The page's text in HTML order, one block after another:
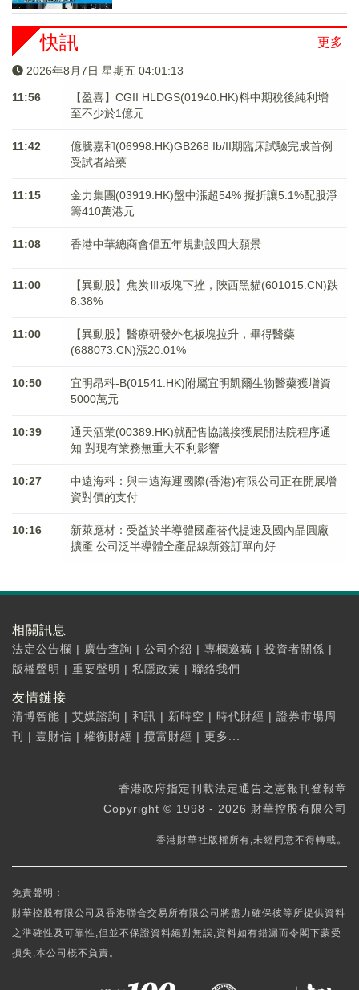
更多
快訊
2026年8月7日 星期五 04:01:13
11:56
【盈喜】CGII HLDGS(01940.HK)料中期稅後純利增
至不少於1億元
11:42
億騰嘉和(06998.HK)GB268 Ib/II期臨床試驗完成首例
受試者給藥
11:15
金力集團(03919.HK)盤中漲超54% 擬折讓5.1%配股淨
籌410萬港元
11:08 香港中華總商會倡五年規劃設四大願景
11:00
【異動股】焦炭Ⅲ板塊下挫，陝西黑貓(601015.CN)跌
8.38%
11:00
【異動股】醫療研發外包板塊拉升，畢得醫藥
(688073.CN)漲20.01%
10:50
宜明昂科-B(01541.HK)附屬宜明凱爾生物醫藥獲增資
5000萬元
10:39
通天酒業(00389.HK)就配售協議接獲展開法院程序通
知 對現有業務無重大不利影響
10:27
中遠海科：與中遠海運國際(香港)有限公司正在開展增
資對價的支付
10:16
新萊應材：受益於半導體國產替代提速及國內晶圓廠
擴產 公司泛半導體全產品線新簽訂單向好
相關訊息
法定公告欄 | 廣告查詢 | 公司介紹 | 專欄邀稿 | 投資者關係 |
版權聲明 | 重要聲明 | 私隱政策 | 聯絡我們
友情鏈接
清博智能 | 艾媒諮詢 | 和訊 | 新時空 | 時代財經 | 證券市場周
刊
| 壹財信 | 權衡財經 | 攬富財經 | 更多...
香港政府指定刊載法定通告之憲報刊登報章
Copyright © 1998 - 2026 財華控股有限公司
香港財華社版權所有,未經同意不得轉載。
免責聲明：
財華控股有限公司及香港聯合交易所有限公司將盡力確保彼等所提供資料
之準確性及可靠性,但並不保證資料絕對無誤,資料如有錯漏而令閣下蒙受
損失,本公司概不負責。